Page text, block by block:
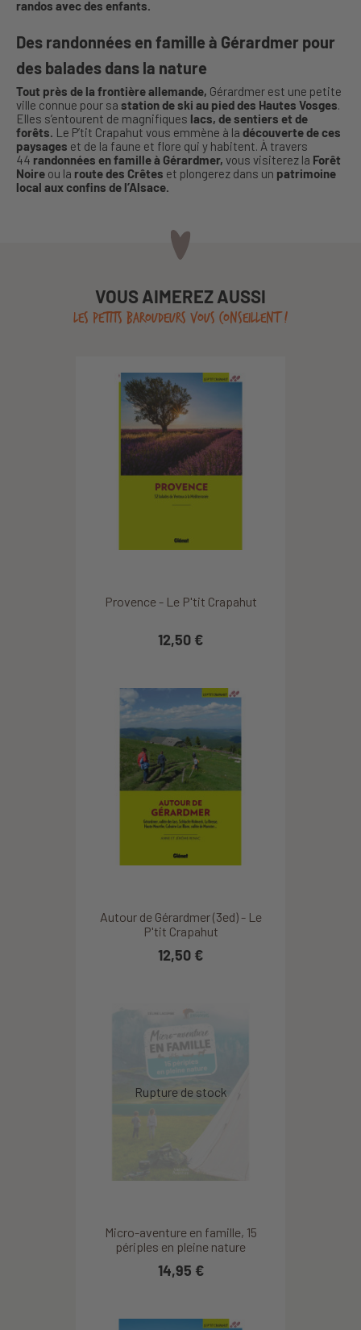
randos avec des enfants.
Des randonnées en famille à Gérardmer pour
des balades dans la nature
Tout près de la frontière allemande, Gérardmer est une petite
ville connue pour sa station de ski au pied des Hautes Vosges.
Elles s’entourent de magnifiques lacs, de sentiers et de
forêts. Le P’tit Crapahut vous emmène à la découverte de ces
paysages et de la faune et flore qui y habitent. À travers
44 randonnées en famille à Gérardmer, vous visiterez la Forêt
Noire ou la route des Crêtes et plongerez dans un patrimoine
local aux confins de l’Alsace.
VOUS AIMEREZ AUSSI
LES PETITS BAROUDEURS VOUS CONSEILLENT !
Provence - Le P'tit Crapahut
12,50 €
Autour de Gérardmer (3ed) - Le
P'tit Crapahut
12,50 €
Micro-aventure en famille, 15
périples en pleine nature
14,95 €